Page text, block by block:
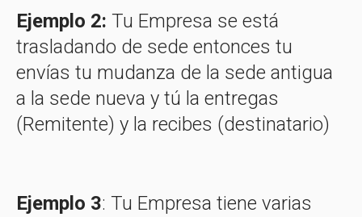
Ejemplo 2: Tu Empresa se está
trasladando de sede entonces tu
envías tu mudanza de la sede antigua
a la sede nueva y tú la entregas
(Remitente) y la recibes (destinatario)
Ejemplo 3: Tu Empresa tiene varias